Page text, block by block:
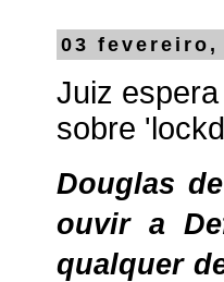
03 fevereiro,
Juiz
sobre
Douglas
ouvir a
qualquer